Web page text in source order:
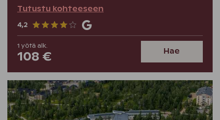
Tutustu kohteeseen
4,2
1 yötä alk.
108 € Hae